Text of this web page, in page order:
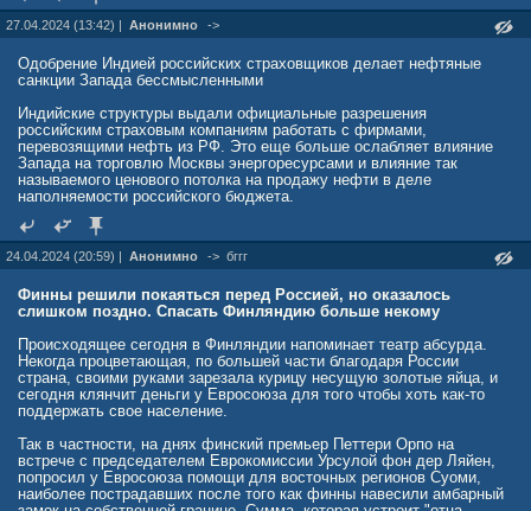
27.04.2024 (13:42) | Анонимно ->
Одобрение Индией российских страховщиков делает нефтяные
санкции Запада бессмысленными
Индийские структуры выдали официальные разрешения
российским страховым компаниям работать с фирмами,
перевозящими нефть из РФ. Это еще больше ослабляет влияние
Запада на торговлю Москвы энергоресурсами и влияние так
называемого ценового потолка на продажу нефти в деле
наполняемости российского бюджета.
24.04.2024 (20:59) | Анонимно -> бггг
Финны решили покаяться перед Россией, но оказалось
слишком поздно. Спасать Финляндию больше некому
Происходящее сегодня в Финляндии напоминает театр абсурда.
Некогда процветающая, по большей части благодаря России
страна, своими руками зарезала курицу несущую золотые яйца, и
сегодня клянчит деньги у Евросоюза для того чтобы хоть как-то
поддержать свое население.
Так в частности, на днях финский премьер Петтери Орпо на
встрече с председателем Еврокомиссии Урсулой фон дер Ляйен,
попросил у Евросоюза помощи для восточных регионов Суоми,
наиболее пострадавших после того как финны навесили амбарный